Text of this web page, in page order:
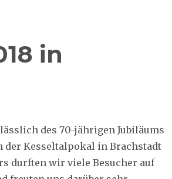
in
des 70-jährigen Jubiläums
der Kesseltalpokal in Brachstadt
durften wir viele Besucher auf